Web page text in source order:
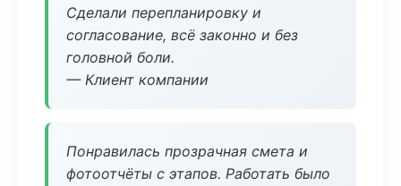
Сделали перепланировку и
согласование, всё законно и без
головной боли.
— Клиент компании
Понравилась прозрачная смета и
фотоотчёты с этапов. Работать было